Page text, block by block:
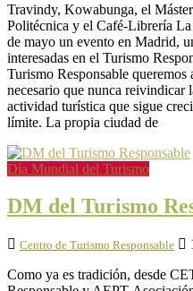
Travindy, Kowabunga, el
Politécnica y el Café-Librería
de mayo un evento en Madrid,
interesadas en el Turismo
Turismo Responsable
necesario que nunca reivindicar
actividad turística que sigue
límite. La propia ciudad de
Día Mundial del Turismo
DM del Turismo
Centro de Turismo Responsable
Como ya es tradición, desde